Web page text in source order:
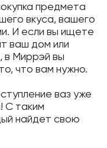
предмета
вкуса, вашего
И если вы ищете
ваш дом или
в Миррэй вы
что вам нужно.
ваз уже
С таким
найдет свою